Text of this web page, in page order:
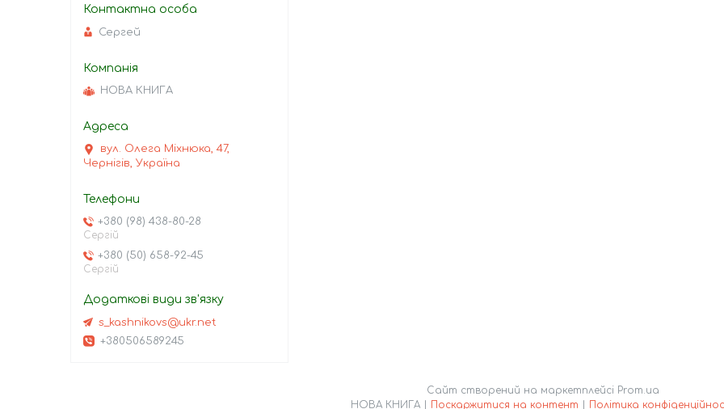
Сергей
НОВА КНИГА
вул. Олега Міхнюка, 47,
Чернігів, Україна
+380 (98) 438-80-28
Сергій
+380 (50) 658-92-45
Сергій
s_kashnikovs@ukr.net
+380506589245
Сайт створений на маркетплейсі Prom.ua
Поскаржитися на контент Політика